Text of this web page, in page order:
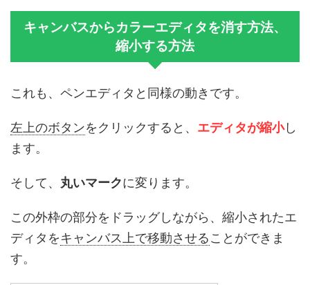
キャンバスからカラーエディタを消す方法、
縮小する方法
これも、ペンエディタと同様の動きです。
左上のボタンをクリックすると、 エディタが縮小し
ます。
そして、 丸いマークに変ります。
この外枠の部分をドラッグしながら、縮小されたエ
ディタをキャンバス上で移動させることができま
す。